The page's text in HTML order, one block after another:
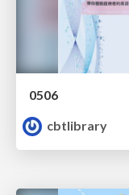
0506
cbtlibrary